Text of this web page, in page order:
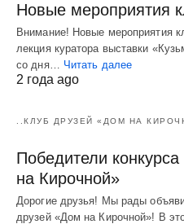
Новые мероприятия
Внимание! Новые мероприятия
лекция куратора выставки
со дня… Читать далее
2 года ago
..КЛУБ ДРУЗЕЙ «ДОМ НА
Победители
на Кирочной»
Дорогие друзья! Мы рады
друзей «Дом на Кирочной»! В